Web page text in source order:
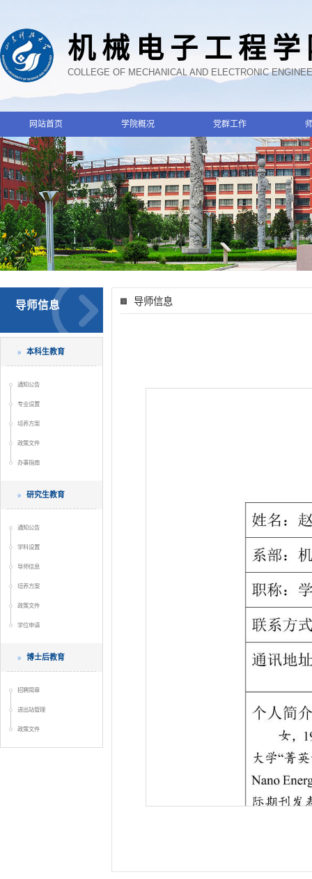
机械电子工程
COLLEGE OF MECHANICAL AND ELECTRONIC
网站首页 学院概况 党群工作
导师信息
本科生教育
通知公告
专业设置
培养方案
政策文件
办事指南
研究生教育
通知公告
学科设置
导师信息
培养方案
政策文件
学位申请
博士后教育
招聘简章
进出站管理
政策文件
导师信息